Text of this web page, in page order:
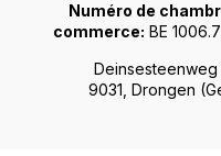
9031, Drongen
Numéro de
commerce: BE